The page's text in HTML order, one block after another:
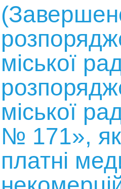
міської
міської
№ 171»,
платні